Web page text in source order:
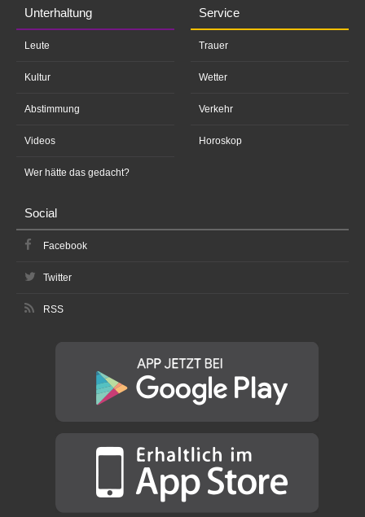
Unterhaltung
Leute
Kultur
Abstimmung
Videos
Wer hätte das gedacht?
Service
Trauer
Wetter
Verkehr
Horoskop
Social
Facebook
Twitter
RSS